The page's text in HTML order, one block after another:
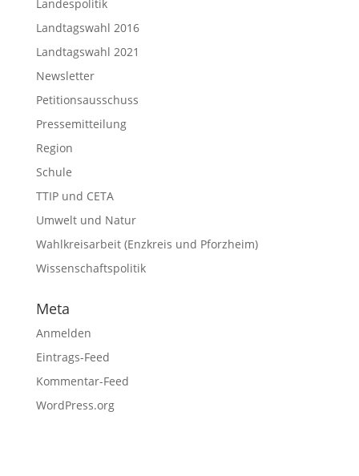
Landespolitik
Landtagswahl 2016
Landtagswahl 2021
Newsletter
Petitionsausschuss
Pressemitteilung
Region
Schule
TTIP und CETA
Umwelt und Natur
Wahlkreisarbeit (Enzkreis und Pforzheim)
Wissenschaftspolitik
Meta
Anmelden
Eintrags-Feed
Kommentar-Feed
WordPress.org